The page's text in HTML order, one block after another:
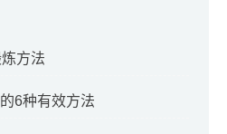
方法
6种有效方法